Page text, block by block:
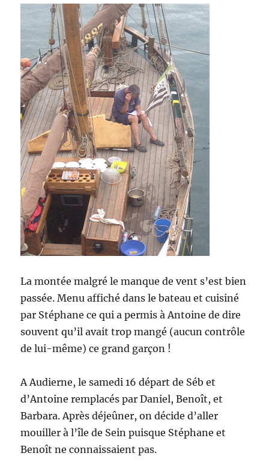
La montée malgré le manque de vent s’est bien
passée. Menu affiché dans le bateau et cuisiné
par Stéphane ce qui a permis à Antoine de dire
souvent qu’il avait trop mangé (aucun contrôle
de lui-même) ce grand garçon !
A Audierne, le samedi 16 départ de Séb et
d’Antoine remplacés par Daniel, Benoît, et
Barbara. Après déjeûner, on décide d’aller
mouiller à l’île de Sein puisque Stéphane et
Benoît ne connaissaient pas.